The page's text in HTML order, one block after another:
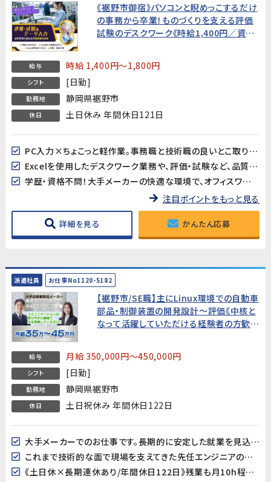
《裾野市御宿》パソコンと睨めっこするだけ
の事務から卒業！ものづくりを支える評価
試験のデスクワーク《時給1,400円／資格
給与 時給 1,400円～1,800円
シフト [日勤]
勤務地 静岡県裾野市
休日 土日休み 年間休日121日
PC入力×ちょこっと軽作業。事務職と技術職の良いとこ取りのベストバランス！
Excelを使用したデスクワーク業務や、評価・試験など、品質管理関連業務のご経験が活かせます
学歴・資格不問！大手メーカーの快適な環境で、オフィスワーク中心の簡易評価業務
注目ポイントをもっと見る
詳細を見る かんたん応募
派遣社員 お仕事No1120-5182
【裾野市/SE職】主にLinux環境での自動車
部品・制御装置の開発設計～評価《中核と
なって活躍していただける経験者の方歓
給与 月給 350,000円～450,000円
シフト [日勤]
勤務地 静岡県裾野市
休日 土日祝休み 年間休日122日
大手メーカーでのお仕事です。長期的に安定した就業を見込んでいますので新しい挑戦やスキルアップも目指せます!
これまで技術的な面で現場を支えてきた先任エンジニアの後任として活躍していただける方を募集します!
《土日休×長期連休あり/年間休日122日》残業も月10h程度でワークライフバランスも取り易い♪